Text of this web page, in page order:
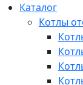
Каталог
Котлы